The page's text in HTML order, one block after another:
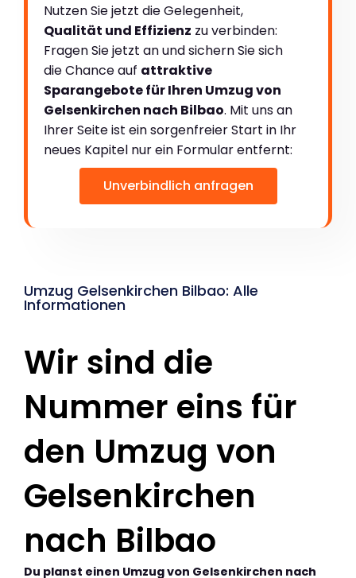
Nutzen Sie jetzt die Gelegenheit,
Qualität und Effizienz zu verbinden:
Fragen Sie jetzt an und sichern Sie sich
die Chance auf attraktive
Sparangebote für Ihren Umzug von
Gelsenkirchen nach Bilbao. Mit uns an
Ihrer Seite ist ein sorgenfreier Start in Ihr
neues Kapitel nur ein Formular entfernt:
Unverbindlich anfragen
Umzug Gelsenkirchen Bilbao: Alle
Informationen
Wir sind die
Nummer eins für
den Umzug von
Gelsenkirchen
nach Bilbao
Du planst einen Umzug von Gelsenkirchen nach